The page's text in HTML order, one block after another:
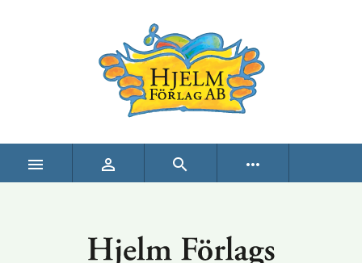
   more_horiz